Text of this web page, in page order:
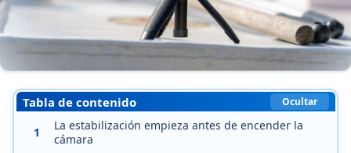
Tabla de contenido Ocultar
1
La estabilización empieza antes de encender la
cámara